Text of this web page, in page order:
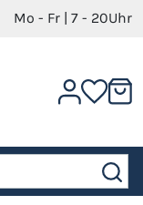
Mo - Fr | 7 - 20Uhr